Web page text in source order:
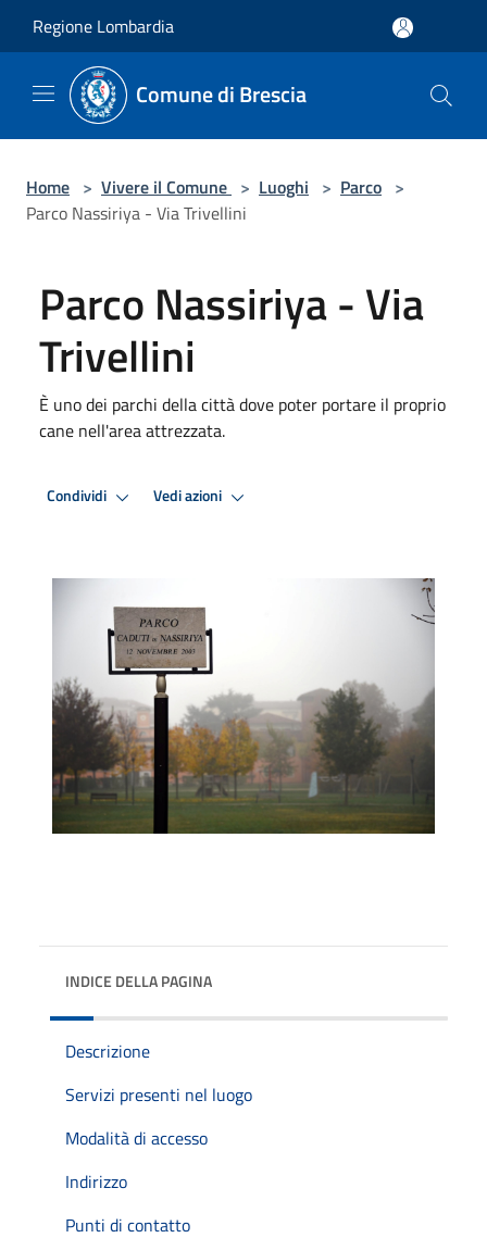
Regione Lombardia
Comune di Brescia
Home > Vivere il Comune > Luoghi > Parco >
Parco Nassiriya - Via Trivellini
Parco Nassiriya - Via
Trivellini
È uno dei parchi della città dove poter portare il proprio
cane nell'area attrezzata.
Condividi Vedi azioni
INDICE DELLA PAGINA
Descrizione
Servizi presenti nel luogo
Modalità di accesso
Indirizzo
Punti di contatto